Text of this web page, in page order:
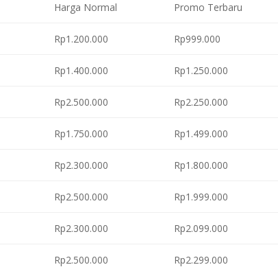
Harga Normal Promo Terbaru
Rp1.200.000 Rp999.000
Rp1.400.000 Rp1.250.000
Rp2.500.000 Rp2.250.000
Rp1.750.000 Rp1.499.000
Rp2.300.000 Rp1.800.000
Rp2.500.000 Rp1.999.000
Rp2.300.000 Rp2.099.000
Rp2.500.000 Rp2.299.000